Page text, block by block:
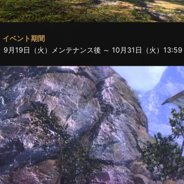
イベント期間
9月19日（火）メンテナンス後 ～ 10月31日（火）13:59